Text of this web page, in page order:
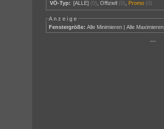
VÖ-Typ: [ALLE] (0) ,Offiziell (0) Promo (0)
Anzeige
Fenstergröße: Alle Minimieren |Alle Maximieren
···